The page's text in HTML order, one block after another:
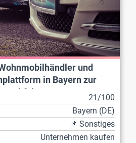
und
in Bayern zur
21/100
Bayern (DE)
📌 Sonstiges
Unternehmen kaufen